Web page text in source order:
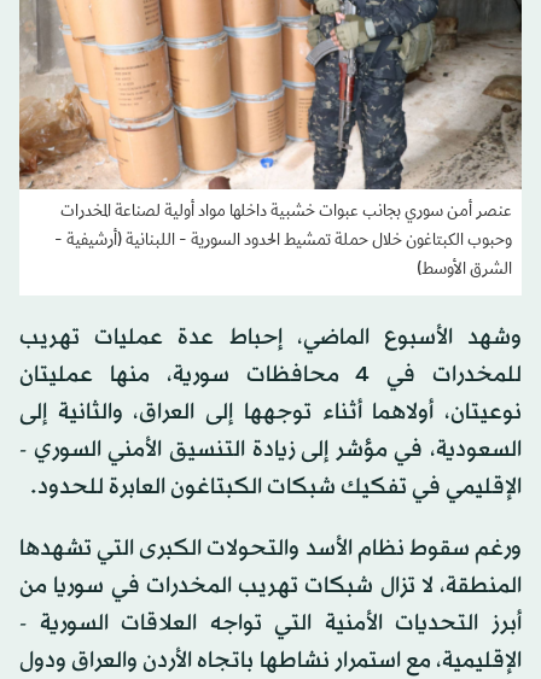
عنصر أمن سوري بجانب عبوات خشبية داخلها مواد أولية لصناعة المخدرات
وحبوب الكبتاغون خلال حملة تمشيط الحدود السورية - اللبنانية (أرشيفية -
الشرق الأوسط)
وشهد الأسبوع الماضي، إحباط عدة عمليات تهريب
للمخدرات في 4 محافظات سورية، منها عمليتان
نوعيتان، أولاهما أثناء توجهها إلى العراق، والثانية إلى
السعودية، في مؤشر إلى زيادة التنسيق الأمني السوري -
الإقليمي في تفكيك شبكات الكبتاغون العابرة للحدود.
ورغم سقوط نظام الأسد والتحولات الكبرى التي تشهدها
المنطقة، لا تزال شبكات تهريب المخدرات في سوريا من
أبرز التحديات الأمنية التي تواجه العلاقات السورية -
الإقليمية، مع استمرار نشاطها باتجاه الأردن والعراق ودول